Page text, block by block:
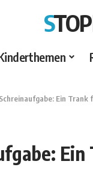
Schreinaufgabe: Ein Trank